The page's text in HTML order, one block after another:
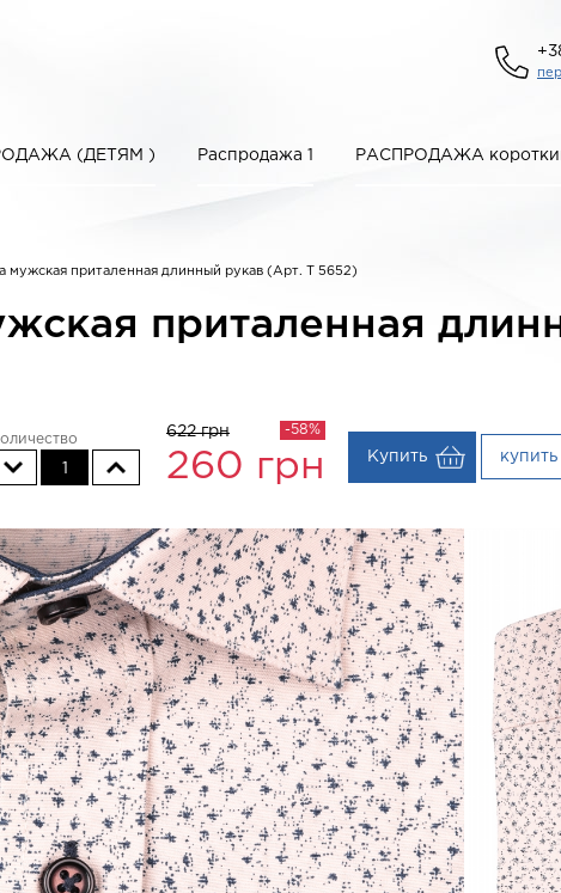
(ДЕТЯМ ) Распродажа 1 РАСПРОДАЖА
мужская приталенная длинный рукав (Арт. T 5652)
приталенная
1
622 грн
260 грн
-58%
Купить